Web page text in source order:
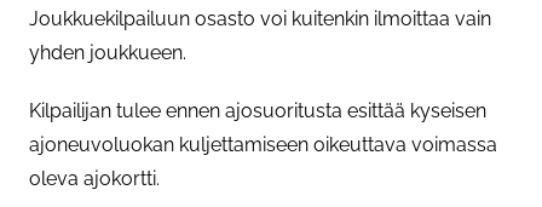
Joukkuekilpailuun osasto voi kuitenkin ilmoittaa vain
yhden joukkueen.
Kilpailijan tulee ennen ajosuoritusta esittää kyseisen
ajoneuvoluokan kuljettamiseen oikeuttava voimassa
oleva ajokortti.